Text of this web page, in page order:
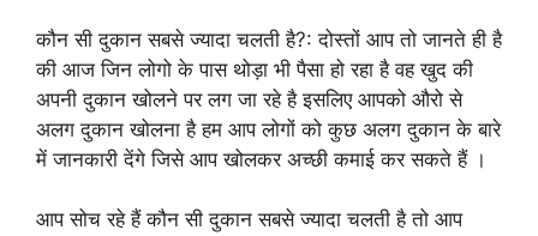
कौन सी दुकान सबसे ज्यादा चलती है?: दोस्तों आप तो जानते ही है
की आज जिन लोगो के पास थोड़ा भी पैसा हो रहा है वह खुद की
अपनी दुकान खोलने पर लग जा रहे है इसलिए आपको औरो से
अलग दुकान खोलना है हम आप लोगों को कुछ अलग दुकान के बारे
में जानकारी देंगे जिसे आप खोलकर अच्छी कमाई कर सकते हैं ।
आप सोच रहे हैं कौन सी दुकान सबसे ज्यादा चलती है तो आप